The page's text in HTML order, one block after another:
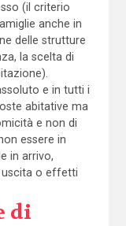
(il criterio
anche in
delle strutture
la scelta di
e in tutti i
abitative ma
e non di
essere in
in arrivo,
uscita o effetti
di